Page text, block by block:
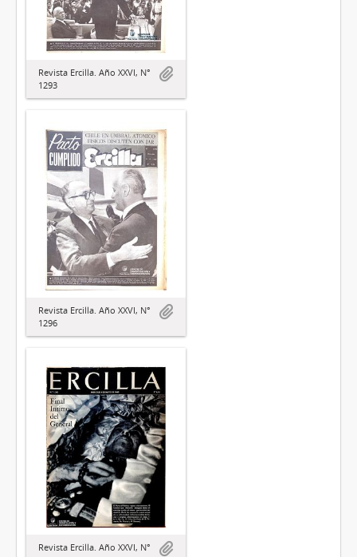
Revista Ercilla. Año XXVI, N°
1293
Revista Ercilla. Año XXVI, N°
1296
Revista Ercilla. Año XXVI, N°